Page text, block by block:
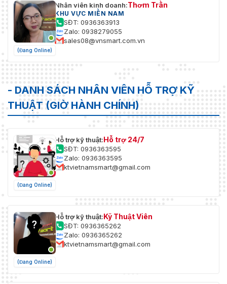
(Đang Online)
Nhân viên kinh doanh:Thơm Trần
KHU VỰC MIỀN NAM
SĐT: 0936363913
Zalo: 0938279055
sales08@vnsmart.com.vn
- DANH SÁCH NHÂN VIÊN HỖ TRỢ KỸ
THUẬT (GIỜ HÀNH CHÍNH)
(Đang Online)
Hỗ trợ kỹ thuật:Hỗ trợ 24/7
SĐT: 0936363595
Zalo: 0936363595
ktvietnamsmart@gmail.com
(Đang Online)
Hỗ trợ kỹ thuật:Kỹ Thuật Viên
SĐT: 0936365262
Zalo: 0936365262
ktvietnamsmart@gmail.com